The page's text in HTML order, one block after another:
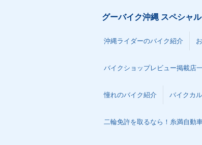
グーバイク沖縄 スペシャ
沖縄ライダーのバイク紹介
バイクショップレビュー掲載店
憧れのバイク紹介 バイクカ
二輪免許を取るなら！糸満自動